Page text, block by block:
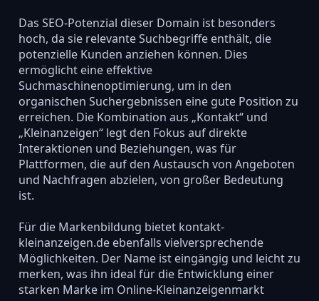
Das SEO-Potenzial dieser Domain ist besonders
hoch, da sie relevante Suchbegriffe enthält, die
potenzielle Kunden anziehen können. Dies
ermöglicht eine effektive
Suchmaschinenoptimierung, um in den
organischen Suchergebnissen eine gute Position zu
erreichen. Die Kombination aus „Kontakt“ und
„Kleinanzeigen“ legt den Fokus auf direkte
Interaktionen und Beziehungen, was für
Plattformen, die auf den Austausch von Angeboten
und Nachfragen abzielen, von großer Bedeutung
ist.
Für die Markenbildung bietet kontakt-
kleinanzeigen.de ebenfalls vielversprechende
Möglichkeiten. Der Name ist eingängig und leicht zu
merken, was ihn ideal für die Entwicklung einer
starken Marke im Online-Kleinanzeigenmarkt